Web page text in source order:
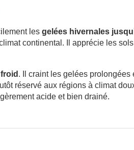
les gelées hivernales
continental. Il apprécie les
. Il craint les gelées prolongées
réservé aux régions à climat
acide et bien drainé.